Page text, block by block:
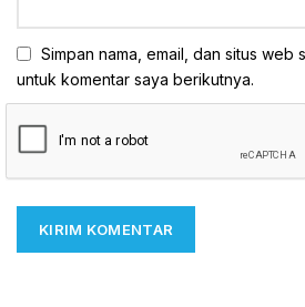
Simpan nama, email, dan situs web
untuk komentar saya berikutnya.